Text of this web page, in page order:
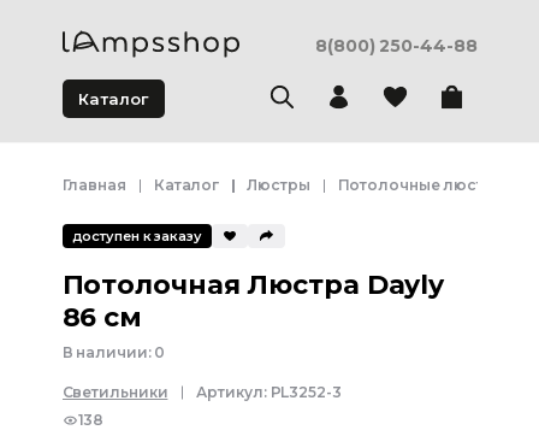
8(800) 250-44-88
Каталог
Главная Каталог Люстры Потолочные люстры
доступен к заказу
Потолочная Люстра Dayly
86 см
В наличии: 0
Светильники Артикул: PL3252-3
138